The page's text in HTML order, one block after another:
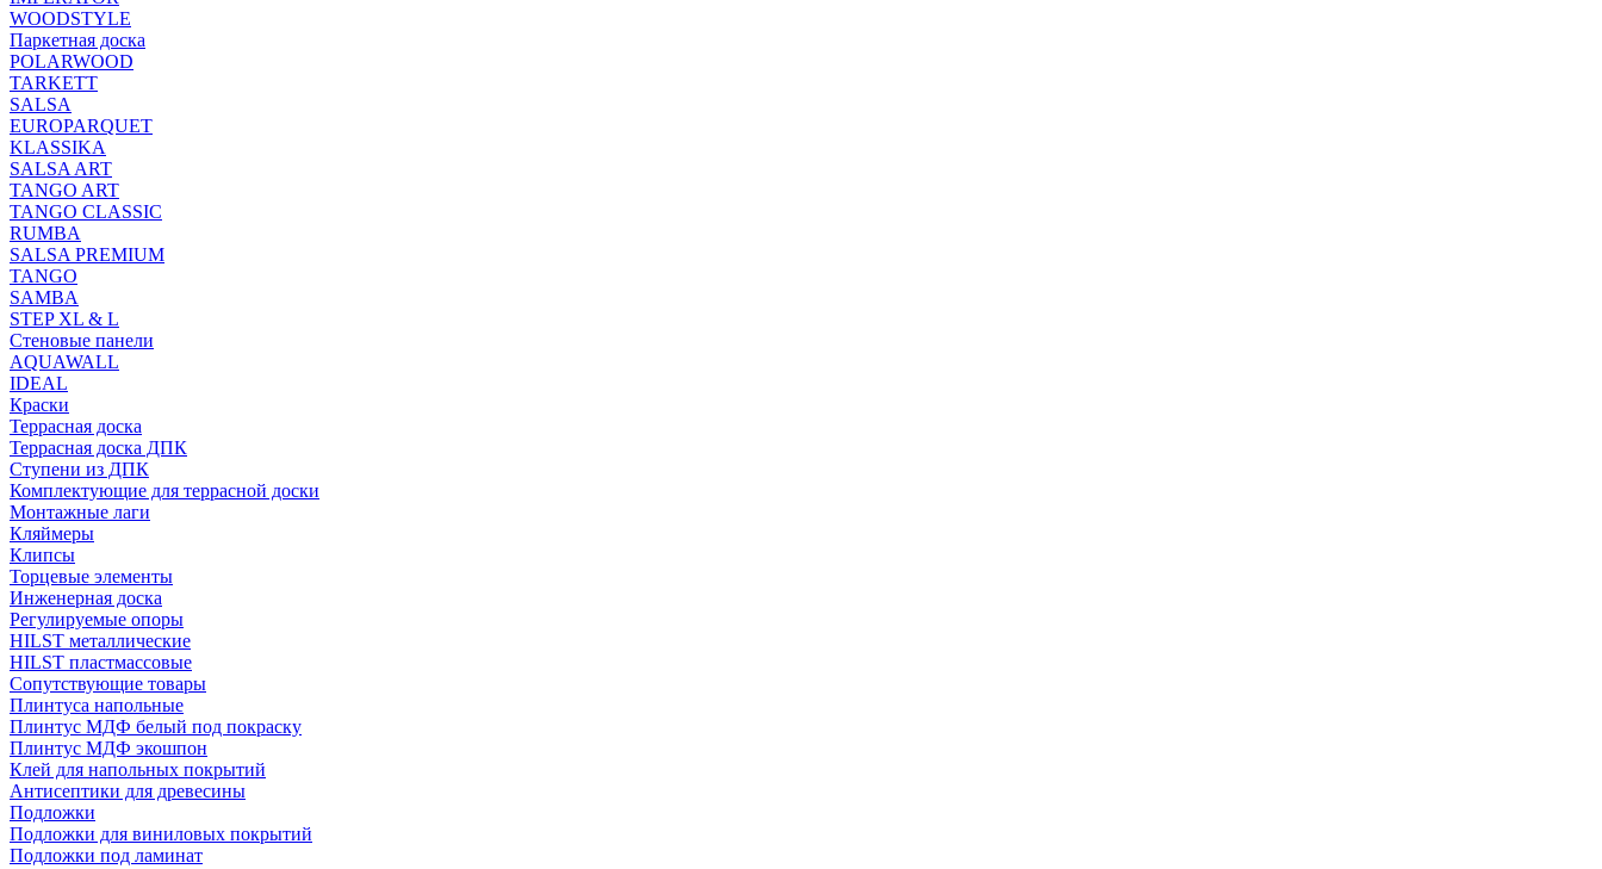
WOODSTYLE
Паркетная доска
POLARWOOD
TARKETT
SALSA
EUROPARQUET
KLASSIKA
SALSA ART
TANGO ART
TANGO CLASSIC
RUMBA
SALSA PREMIUM
TANGO
SAMBA
STEP XL & L
Стеновые панели
AQUAWALL
IDEAL
Краски
Террасная доска
Террасная доска ДПК
Ступени из ДПК
Комплектующие для террасной доски
Монтажные лаги
Кляймеры
Клипсы
Торцевые элементы
Инженерная доска
Регулируемые опоры
HILST металлические
HILST пластмассовые
Сопутствующие товары
Плинтуса напольные
Плинтус МДФ белый под покраску
Плинтус МДФ экошпон
Клей для напольных покрытий
Антисептики для древесины
Подложки
Подложки для виниловых покрытий
Подложки под ламинат